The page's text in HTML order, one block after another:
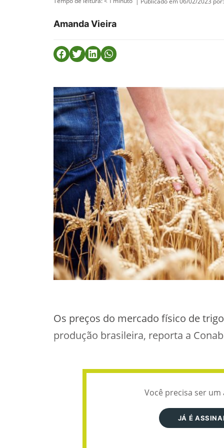
Amanda Vieira
Os preços do mercado físico de
produção brasileira, reporta a Conab
Você precisa ser
JÁ É